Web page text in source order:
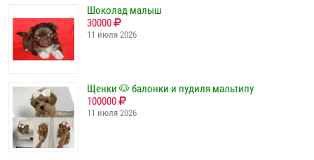
Шоколад малыш
30000
11 июля 2026
Щенки 🐶 балонки и пудиля мальтипу
100000
11 июля 2026